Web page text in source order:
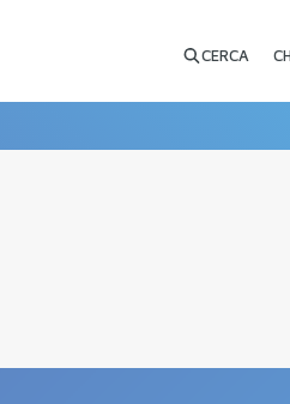
CERCA